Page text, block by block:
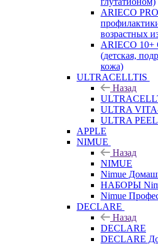
ARIECO
возрастных
ARIECO
(детская,
кожа)
ULTRACELLTIS
Назад
ULTRA
ULTRA PEEL
APPLE
NIMUE
Назад
NIMUE
Nimue
НАБОРЫ
Nimue
DECLARE
Назад
DECLARE
DECLARE